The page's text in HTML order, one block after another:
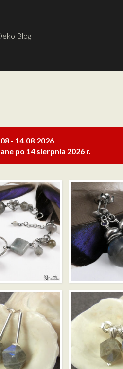
Blog
- 14.08.2026
po 14 sierpnia 2026 r.
ELEGANCKI
LABRADORYT W